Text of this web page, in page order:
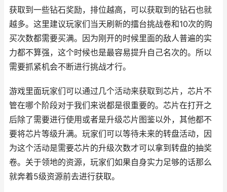
获取到一些钻石奖励，排位越高，可以获取到的钻石也就
越多。这里建议玩家们当天刷新的擂台挑战卷和10次的购
买次数都需要买满。因为刚开的时候里面的敌人普遍的实
力都不算强，这个时候也是最容易提升自己名次的。所以
需要抓紧机会不断进行挑战才行。
游戏里面玩家们可以通过几个活动来获取到芯片，芯片不
管在哪个阶段对于我们来说都是很重要的。芯片在打开之
后除了需要进行使用或者是升级芯片图鉴以外，其他都不
要将芯片等级升满。玩家们可以等待未来的转盘活动，因
为这个活动是需要芯片的升级次数才可以拿到转盘的抽奖
卷。关于领地的资源，玩家们如果自身实力足够的话那么
就奔着5级资源前去进行获取。